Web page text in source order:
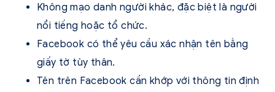
Không mạo danh người khác, đặc biệt là người
nổi tiếng hoặc tổ chức.
Facebook có thể yêu cầu xác nhận tên bằng
giấy tờ tùy thân.
Tên trên Facebook cần khớp với thông tin định